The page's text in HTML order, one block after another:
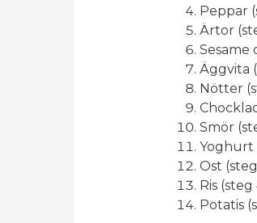
Peppar
Ärtor
Sesame
Äggvita
Nötter
Smör
Yoghurt
Ost
Ris (steg
Potatis